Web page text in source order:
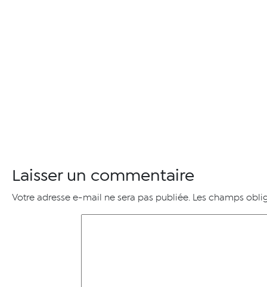
Laisser un commentaire
Votre adresse e-mail ne sera pas publiée. Les champs